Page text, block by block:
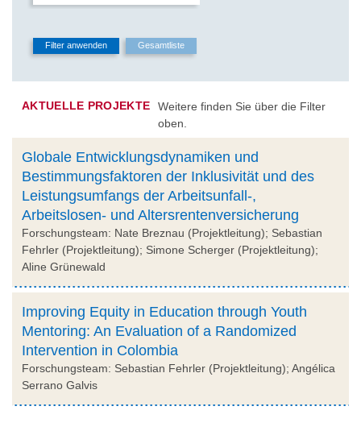
AKTUELLE PROJEKTE
Weitere finden Sie über die Filter
oben.
Globale Entwicklungsdynamiken und
Bestimmungsfaktoren der Inklusivität und des
Leistungsumfangs der Arbeitsunfall-,
Arbeitslosen- und Altersrentenversicherung
Forschungsteam: Nate Breznau (Projektleitung); Sebastian
Fehrler (Projektleitung); Simone Scherger (Projektleitung);
Aline Grünewald
Improving Equity in Education through Youth
Mentoring: An Evaluation of a Randomized
Intervention in Colombia
Forschungsteam: Sebastian Fehrler (Projektleitung); Angélica
Serrano Galvis